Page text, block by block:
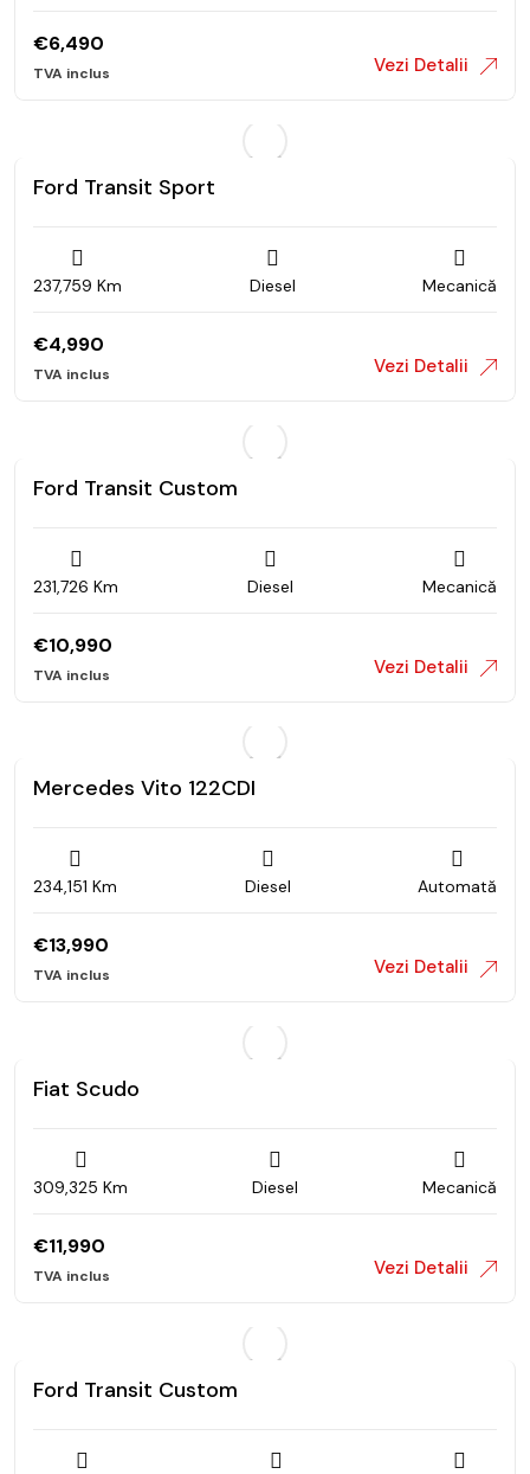
€6,490
Vezi Detalii
Ford Transit Sport
237,759 Km Diesel Mecanică
€4,990
Vezi Detalii
Ford Transit Custom
231,726 Km Diesel Mecanică
€10,990
Vezi Detalii
Mercedes Vito 122CDI
234,151 Km Diesel Automată
€13,990
Vezi Detalii
Fiat Scudo
309,325 Km Diesel Mecanică
€11,990
Vezi Detalii
Ford Transit Custom